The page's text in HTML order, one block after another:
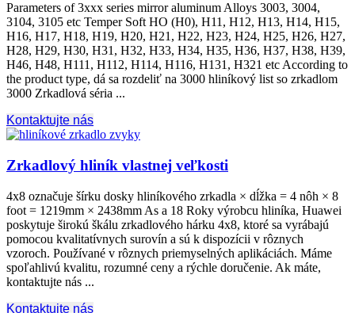
Parameters of 3xxx series mirror aluminum Alloys 3003, 3004,
3104, 3105 etc Temper Soft HO (H0), H11, H12, H13, H14, H15,
H16, H17, H18, H19, H20, H21, H22, H23, H24, H25, H26, H27,
H28, H29, H30, H31, H32, H33, H34, H35, H36, H37, H38, H39,
H46, H48, H111, H112, H114, H116, H131, H321 etc According to
the product type, dá sa rozdeliť na 3000 hliníkový list so zrkadlom
3000 Zrkadlová séria ...
Kontaktujte nás
Zrkadlový hliník vlastnej veľkosti
4x8 označuje šírku dosky hliníkového zrkadla × dĺžka = 4 nôh × 8
foot = 1219mm × 2438mm As a 18 Roky výrobcu hliníka, Huawei
poskytuje širokú škálu zrkadlového hárku 4x8, ktoré sa vyrábajú
pomocou kvalitatívnych surovín a sú k dispozícii v rôznych
vzoroch. Používané v rôznych priemyselných aplikáciách. Máme
spoľahlivú kvalitu, rozumné ceny a rýchle doručenie. Ak máte,
kontaktujte nás ...
Kontaktujte nás